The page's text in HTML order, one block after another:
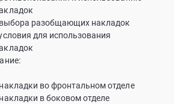
разобщающих накладок
для использования
во фронтальном отделе
в боковом отделе